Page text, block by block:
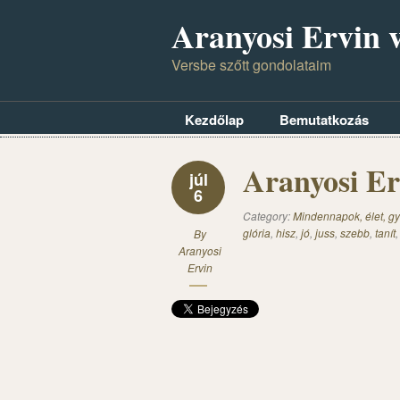
Aranyosi Ervin
Versbe szőtt gondolataim
Kezdőlap Bemutatkozás
júl
6
By
Aranyosi
Ervin
Aranyosi
Category:Mindennapok, élet,
glória, hisz, jó, juss, szebb, tanít,